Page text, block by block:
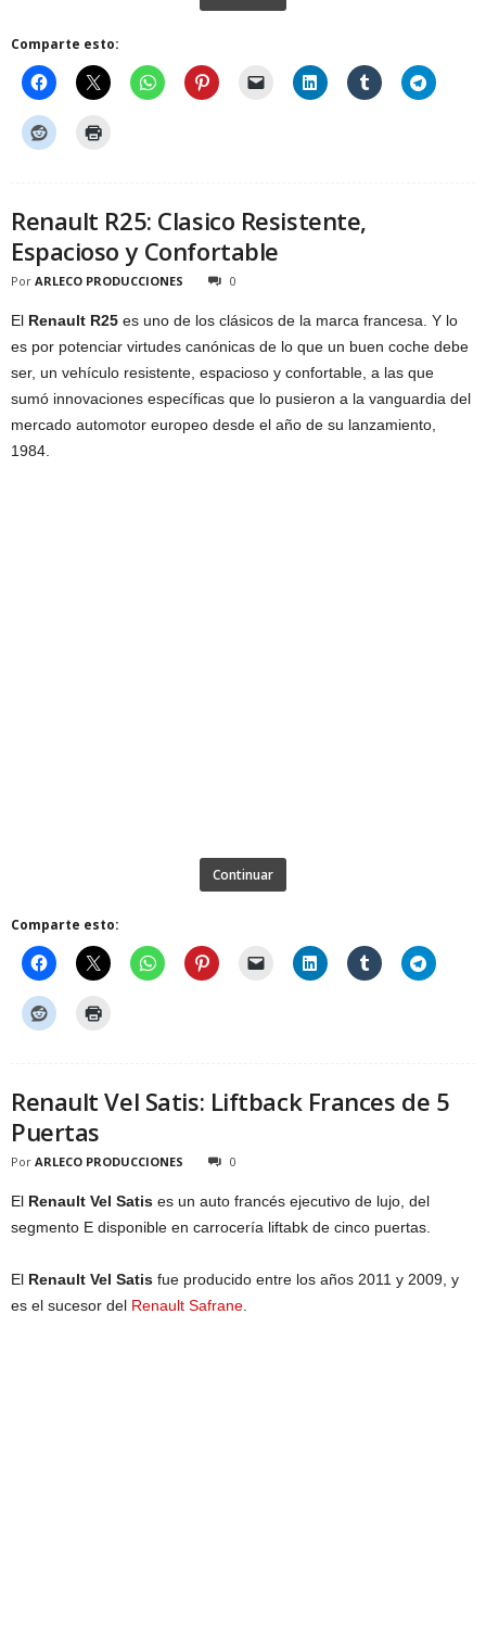
Comparte esto:
Renault R25: Clasico Resistente,
Espacioso y Confortable
Por ARLECO PRODUCCIONES 0
El Renault R25 es uno de los clásicos de la marca francesa. Y lo
es por potenciar virtudes canónicas de lo que un buen coche debe
ser, un vehículo resistente, espacioso y confortable, a las que
sumó innovaciones específicas que lo pusieron a la vanguardia del
mercado automotor europeo desde el año de su lanzamiento,
1984.
Continuar
Comparte esto:
Renault Vel Satis: Liftback Frances de 5
Puertas
Por ARLECO PRODUCCIONES 0
El Renault Vel Satis es un auto francés ejecutivo de lujo, del
segmento E disponible en carrocería liftabk de cinco puertas.
El Renault Vel Satis fue producido entre los años 2011 y 2009, y
es el sucesor del Renault Safrane